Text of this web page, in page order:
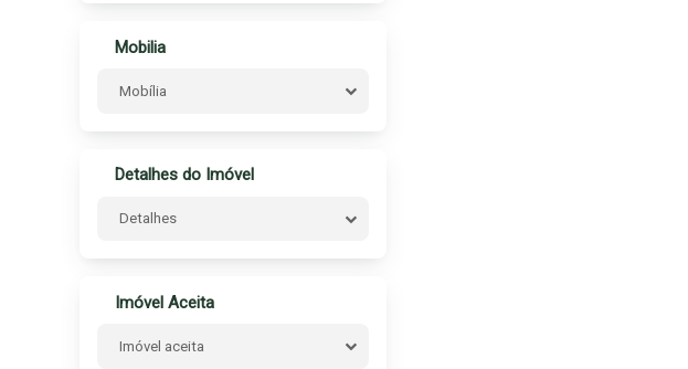
Mobilia
Mobília
Detalhes do Imóvel
Detalhes
Imóvel Aceita
Imóvel aceita